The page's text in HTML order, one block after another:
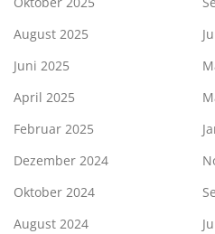
August 2025
Juni 2025
April 2025
Februar 2025
Dezember 2024
Oktober 2024
August 2024